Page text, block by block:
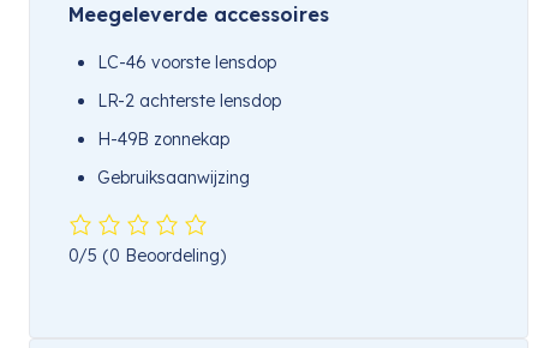
Meegeleverde accessoires
LC-46 voorste lensdop
LR-2 achterste lensdop
H-49B zonnekap
Gebruiksaanwijzing
0/5 (0 Beoordeling)